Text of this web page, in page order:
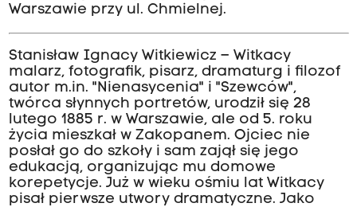
Warszawie przy ul. Chmielnej.
Stanisław Ignacy Witkiewicz – Witkacy
malarz, fotografik, pisarz, dramaturg i filozof
autor m.in. "Nienasycenia" i "Szewców",
twórca słynnych portretów, urodził się 28
lutego 1885 r. w Warszawie, ale od 5. roku
życia mieszkał w Zakopanem. Ojciec nie
posłał go do szkoły i sam zajął się jego
edukacją, organizując mu domowe
korepetycje. Już w wieku ośmiu lat Witkacy
pisał pierwsze utwory dramatyczne. Jako